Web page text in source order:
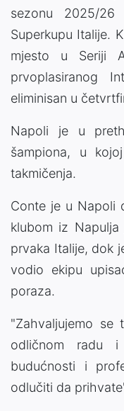
sezonu 2025/
Superkupu Italije.
mjesto u Seriji
prvoplasiranog
eliminisan u
Napoli je u
šampiona, u
takmičenja.
Conte je u Napoli
klubom iz
prvaka Italije, dok
vodio ekipu
poraza.
"Zahvaljujemo se
odličnom radu
budućnosti i
odlučiti da